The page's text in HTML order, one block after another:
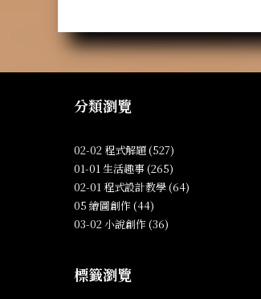
分類瀏覽
02-02 程式解題 (527)
01-01 生活趣事 (265)
02-01 程式設計教學 (64)
05 繪圖創作 (44)
03-02 小說創作 (36)
標籤瀏覽